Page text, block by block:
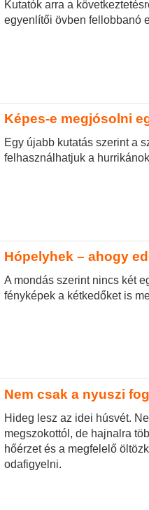
Kutatók arra a
egyenlítői övben fellobbanó
Képes-e megjósolni
Egy újabb kutatás szerint a
felhasználhatjuk a
Hópelyhek – ahogy
A mondás szerint nincs két
fényképek a kétkedőket is
Nem csak a nyuszi
Hideg lesz az idei húsvét.
megszokottól, de hajnalra
hőérzet és a megfelelő
odafigyelni.